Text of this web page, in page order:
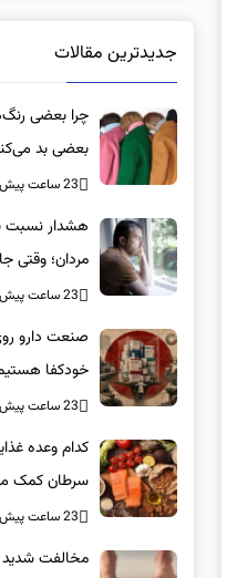
جدیدترین مقالات
چرا بعضی
بعضی بد
این رنگ‌ها را
23 ساعت پیش
هشدار نسبت
مردان؛ وقتی
اشتباه می‌گیرد
23 ساعت پیش
صنعت دارو
خودکفا
کدام داروها
«کشور سه ماه
23 ساعت پیش
کدام وعده
سرطان کمک
23 ساعت پیش
مخالفت